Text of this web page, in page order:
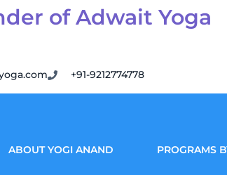
of Adwait Yoga
+91-9212774778
ABOUT YOGI ANAND PROGRAMS